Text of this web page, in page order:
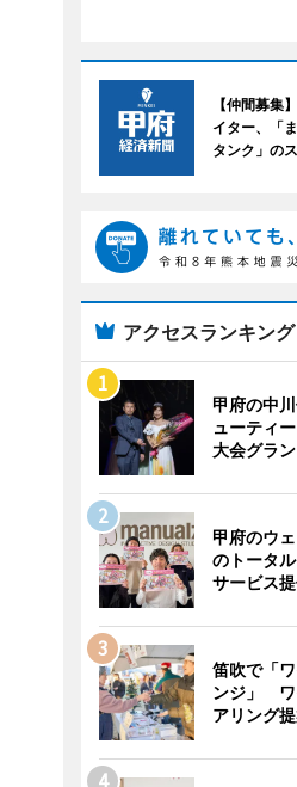
【仲間募集
イター、「
タンク」の
アクセスランキング
甲府の中
ューティ
大会グラ
甲府のウ
のトータ
サービス
笛吹で「
ンジ」 ワ
アリング